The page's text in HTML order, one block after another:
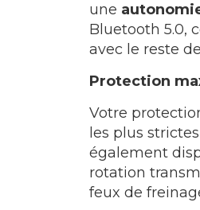
une
Bluetooth 5.0,
avec le reste
Protection
Votre
les plus
également
rotation
feux de